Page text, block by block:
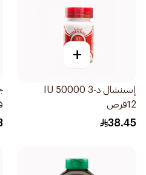
+
إسينشال د-3 50000 IU
12قرص
38.45